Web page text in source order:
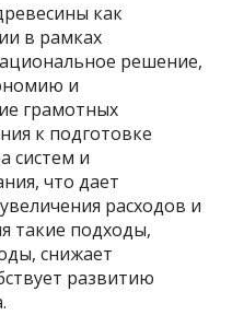
как
в рамках
решение,
и
грамотных
к подготовке
систем и
что дает
расходов и
такие подходы,
снижает
развитию